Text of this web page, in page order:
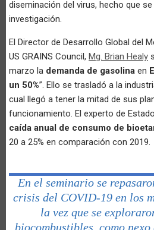
diseminación del virus, hecho que
investigación.
El Director de Desarrollo Global del
US GRAINS Council, Mg. Brian Healy
marzo la demanda de gasolina en
un 50%”. Ello se trasladó a la
cual llegó a tener la mitad de sus
funcionamiento. El experto de
caída anual de consumo de
20 a 25% en comparación con 2019.
En el seminario se
crisis del COVID-19 en los
la vez que se
biocombustibles, como